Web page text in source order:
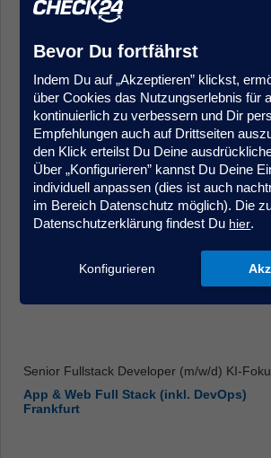
Frankfurt
Sales Agent (m/w/d) Quereinstieg
Kundenberatung & Service
München
Senior Fullstack Developer (m/w/d) KI-
App & Web Full Stack (inkl. DevOps)
Frankfurt
Bevor Du fortfährst
Indem Du auf „Akzeptieren” klickst,
über Cookies das Nutzungserlebnis für
kontinuierlich zu verbessern und Dir
Empfehlungen auch auf Drittseiten
den Klick erteilst Du Deine
Über „Konfigurieren” kannst Du Deine
individuell anpassen (dies ist auch
im Bereich Datenschutz möglich). Die
Datenschutzerklärung findest Du hier.
Konfigurieren